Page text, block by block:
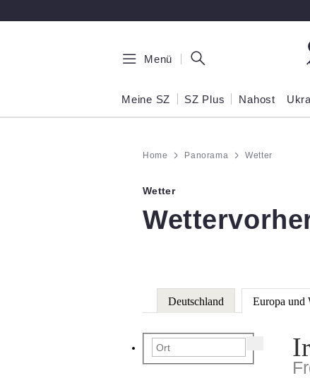
Menü
Meine SZ SZ Plus Nahost
Home Panorama Wetter
Wetter
Deutschland Europa und